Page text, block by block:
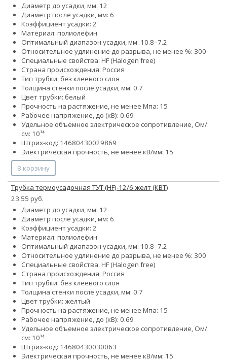
Диаметр до усадки, мм: 12
Диаметр после усадки, мм: 6
Коэффициент усадки: 2
Материал: полиолефин
Оптимальный диапазон усадки, мм: 10.8–7.2
Относительное удлинение до разрыва, не менее %: 300
Специальные свойства: HF (Halogen free)
Страна происхождения: Россия
Тип трубки: без клеевого слоя
Толщина стенки после усадки, мм: 0.7
Цвет трубки: белый
Прочность на растяжение, не менее Мпа: 15
Рабочее напряжение, до (кВ): 0.69
Удельное объемное электрическое сопротивление, Ом/
см: 10¹⁴
Штрих-код: 14680430029869
Электрическая прочность, не менее кВ/мм: 15
В корзину
Трубка термоусадочная ТУТ (HF)-12/6 желт (КВТ)
23.55 руб.
Диаметр до усадки, мм: 12
Диаметр после усадки, мм: 6
Коэффициент усадки: 2
Материал: полиолефин
Оптимальный диапазон усадки, мм: 10.8–7.2
Относительное удлинение до разрыва, не менее %: 300
Специальные свойства: HF (Halogen free)
Страна происхождения: Россия
Тип трубки: без клеевого слоя
Толщина стенки после усадки, мм: 0.7
Цвет трубки: желтый
Прочность на растяжение, не менее Мпа: 15
Рабочее напряжение, до (кВ): 0.69
Удельное объемное электрическое сопротивление, Ом/
см: 10¹⁴
Штрих-код: 14680430030063
Электрическая прочность, не менее кВ/мм: 15